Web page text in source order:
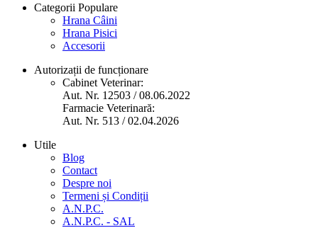
Categorii Populare
Hrana Câini
Hrana Pisici
Accesorii
Autorizații de funcționare
Cabinet Veterinar:
Aut. Nr. 12503 / 08.06.2022
Farmacie Veterinară:
Aut. Nr. 513 / 02.04.2026
Utile
Blog
Contact
Despre noi
Termeni și Condiții
A.N.P.C.
A.N.P.C. - SAL